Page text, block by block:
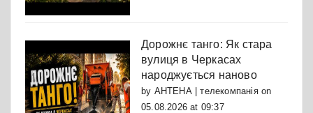
Дорожнє танго: Як стара
вулиця в Черкасах
народжується наново
by АНТЕНА | телекомпаніяon
05.08.2026 at 09:37